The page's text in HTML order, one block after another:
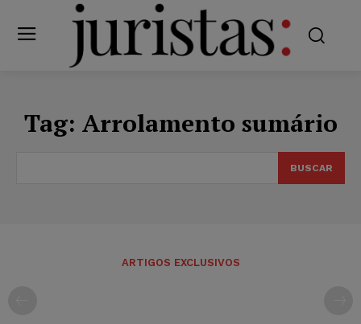
Tag: Arrolamento sumário
BUSCAR
ARTIGOS EXCLUSIVOS